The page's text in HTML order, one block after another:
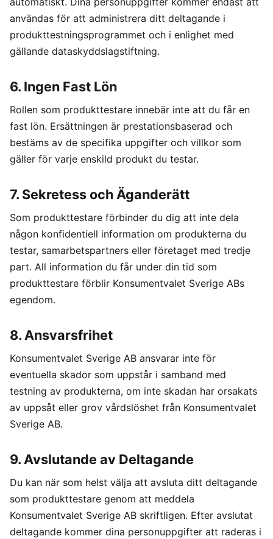
användas för att administrera ditt deltagande i
produkttestningsprogrammet och i enlighet med
gällande dataskyddslagstiftning.
6. Ingen Fast Lön
Rollen som produkttestare innebär inte att du får en
fast lön. Ersättningen är prestationsbaserad och
bestäms av de specifika uppgifter och villkor som
gäller för varje enskild produkt du testar.
7. Sekretess och Äganderätt
Som produkttestare förbinder du dig att inte dela
någon konfidentiell information om produkterna du
testar, samarbetspartners eller företaget med tredje
part. All information du får under din tid som
produkttestare förblir Konsumentvalet Sverige ABs
egendom.
8. Ansvarsfrihet
Konsumentvalet Sverige AB ansvarar inte för
eventuella skador som uppstår i samband med
testning av produkterna, om inte skadan har orsakats
av uppsåt eller grov vårdslöshet från Konsumentvalet
Sverige AB.
9. Avslutande av Deltagande
Du kan när som helst välja att avsluta ditt deltagande
som produkttestare genom att meddela
Konsumentvalet Sverige AB skriftligen. Efter avslutat
deltagande kommer dina personuppgifter att raderas i